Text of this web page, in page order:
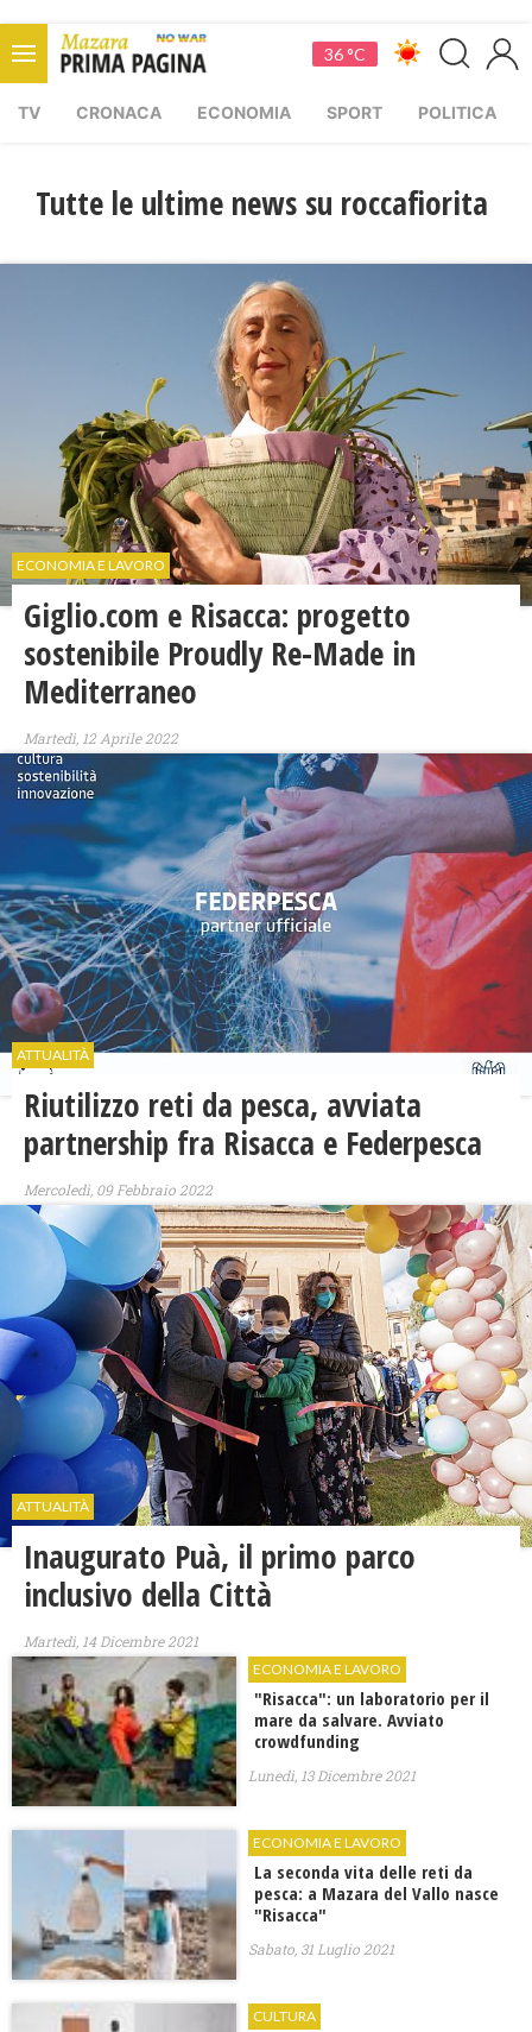
36 °C
TV CRONACA ECONOMIA SPORT POLITICA
Tutte le ultime news su roccafiorita
ECONOMIA E LAVORO
Giglio.com e Risacca: progetto
sostenibile Proudly Re-Made in
Mediterraneo
Martedì, 12 Aprile 2022
ATTUALITÀ
Riutilizzo reti da pesca, avviata
partnership fra Risacca e Federpesca
Mercoledì, 09 Febbraio 2022
ATTUALITÀ
Inaugurato Puà, il primo parco
inclusivo della Città
Martedì, 14 Dicembre 2021
ECONOMIA E LAVORO
"Risacca": un laboratorio per il
mare da salvare. Avviato
crowdfunding
Lunedì, 13 Dicembre 2021
ECONOMIA E LAVORO
La seconda vita delle reti da
pesca: a Mazara del Vallo nasce
"Risacca"
Sabato, 31 Luglio 2021
CULTURA